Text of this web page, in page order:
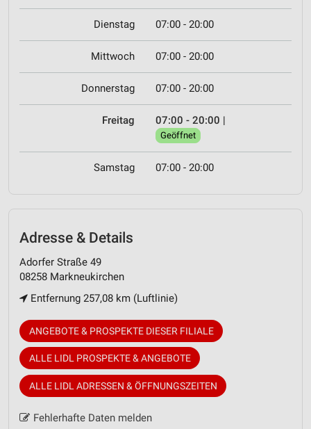
Dienstag 07:00 - 20:00
Mittwoch 07:00 - 20:00
Donnerstag 07:00 - 20:00
Freitag 07:00 - 20:00 |
Geöffnet
Samstag 07:00 - 20:00
Adresse & Details
Adorfer Straße 49
08258 Markneukirchen
Entfernung 257,08 km (Luftlinie)
ANGEBOTE & PROSPEKTE DIESER FILIALE
ALLE LIDL PROSPEKTE & ANGEBOTE
ALLE LIDL ADRESSEN & ÖFFNUNGSZEITEN
Fehlerhafte Daten melden